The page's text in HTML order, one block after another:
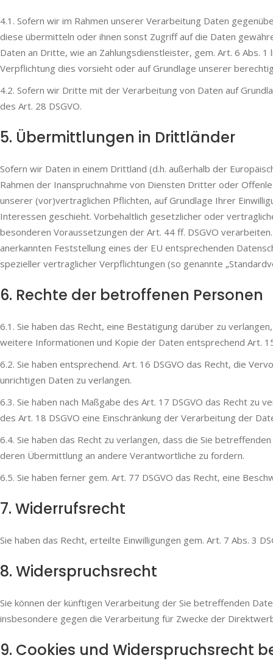
4.1. Sofern wir im Rahmen unserer Verarbeitung Daten
diese übermitteln oder ihnen sonst Zugriff auf die Daten
Daten an Dritte, wie an Zahlungsdienstleister, gem. Art. 6 Abs.
Verpflichtung dies vorsieht oder auf Grundlage unserer
4.2. Sofern wir Dritte mit der Verarbeitung von Daten auf
des Art. 28 DSGVO.
5. Übermittlungen in Drittländer
Sofern wir Daten in einem Drittland (d.h. außerhalb der
Rahmen der Inanspruchnahme von Diensten Dritter oder
unserer (vor)vertraglichen Pflichten, auf Grundlage Ihrer
Interessen geschieht. Vorbehaltlich gesetzlicher oder
besonderen Voraussetzungen der Art. 44 ff. DSGVO
anerkannten Feststellung eines der EU entsprechenden
spezieller vertraglicher Verpflichtungen (so genannte
6. Rechte der betroffenen Personen
6.1. Sie haben das Recht, eine Bestätigung darüber zu
weitere Informationen und Kopie der Daten entsprechend Art.
6.2. Sie haben entsprechend. Art. 16 DSGVO das Recht, die
unrichtigen Daten zu verlangen.
6.3. Sie haben nach Maßgabe des Art. 17 DSGVO das Recht
des Art. 18 DSGVO eine Einschränkung der Verarbeitung der
6.4. Sie haben das Recht zu verlangen, dass die Sie
deren Übermittlung an andere Verantwortliche zu fordern.
6.5. Sie haben ferner gem. Art. 77 DSGVO das Recht, eine
7. Widerrufsrecht
Sie haben das Recht, erteilte Einwilligungen gem. Art. 7 Abs. 3
8. Widerspruchs­recht
Sie können der künftigen Verarbeitung der Sie betreffenden
insbesondere gegen die Verarbeitung für Zwecke der
9. Cookies und Widerspruchs­recht